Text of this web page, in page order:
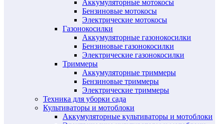
Аккумуляторные мотокосы
Бензиновые мотокосы
Электрические мотокосы
Газонокосилки
Аккумуляторные газонокосилки
Бензиновые газонокосилки
Электрические газонокосилки
Триммеры
Аккумуляторные триммеры
Бензиновые триммеры
Электрические триммеры
Техника для уборки сада
Культиваторы и мотоблоки
Аккумуляторные культиваторы и мотоблоки